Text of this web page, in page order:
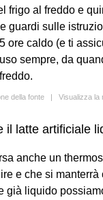
frigo al freddo e
guardi sulle
ore caldo (e ti
sempre, da
della fonte | Visualizza la
il latte artificiale
anche un
e che si
già liquido